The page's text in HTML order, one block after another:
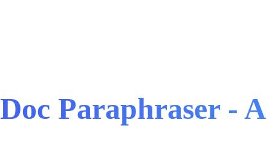
Doc Paraphraser -